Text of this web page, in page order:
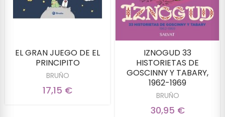
EL GRAN JUEGO DE EL
PRINCIPITO
BRUÑO
17,15 €
IZNOGUD 33
HISTORIETAS DE
GOSCINNY Y TABARY,
1962-1969
BRUÑO
30,95 €